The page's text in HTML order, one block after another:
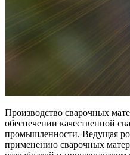
Производство сварочных
обеспечении качественной
промышленности. Ведущая
применению сварочных